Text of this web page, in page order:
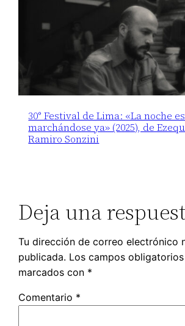
30° Festival de Lima: «La noche
marchándose ya» (2025), de
Ramiro Sonzini
Deja una
Tu dirección de correo electrónico
publicada. Los campos
marcados con *
Comentario *